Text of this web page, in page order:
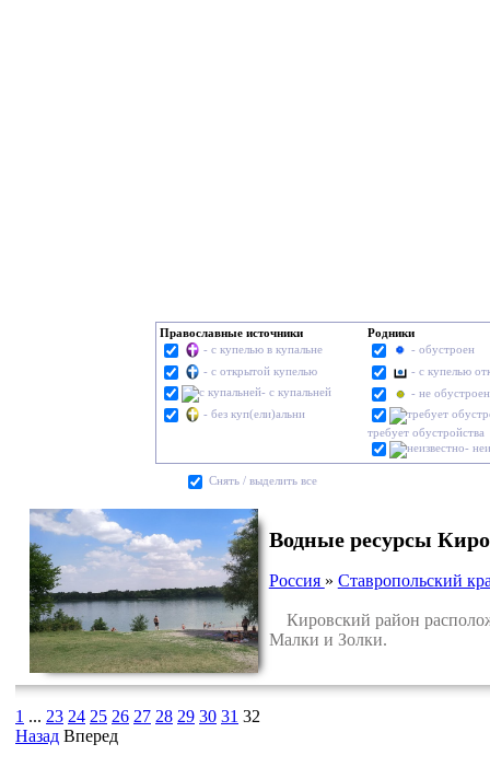
Православные источники
- с купелью в купальне
- с открытой купелью
- с купальней
- без куп(ели)альни
Родники
- обустроен
- с купелью
- не обустроен
требует обустройства
-
Cнять / выделить все
Водные ресурсы
Россия » Ставропольский
Кировский район
Малки и Золки.
1 ... 23 24 25 26 27 28 29 30 31 32
Назад Вперед